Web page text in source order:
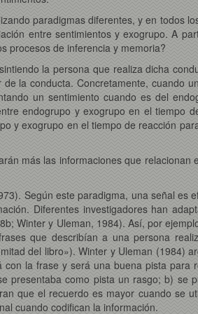
paradigmas diferentes, y en todos
entre sentimientos y exogrupo. A
procesos de inferencia y memoria?
la persona que realiza dicha
la conducta. Concretamente, cuando
un sentimiento cuando es del
endogrupo y exogrupo en el tiempo
y exogrupo en el tiempo de reacción
más las informaciones que relacionan
Según este paradigma, una señal es
Diferentes investigadores han
Winter y Uleman, 1984). Así, por
que describían a una persona
del libro»). Winter y Uleman (1984)
la frase y será una buena pista para
presentaba como pista un rasgo; b) se
que el recuerdo es mayor cuando se
cuando codifican la información.